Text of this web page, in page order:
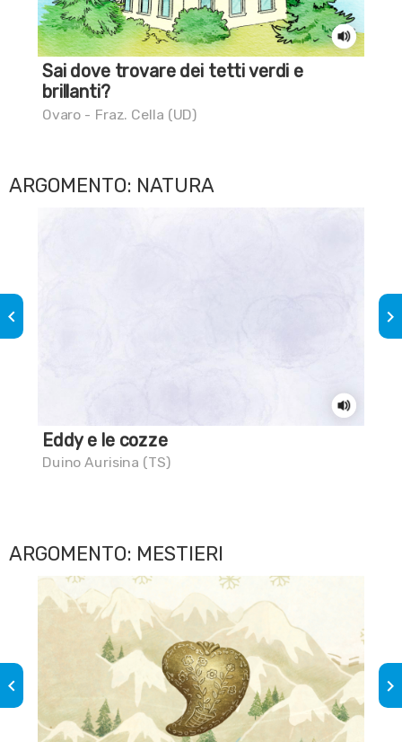
Sai dove trovare dei tetti verdi e
brillanti?
Ovaro - Fraz. Cella (UD)
ARGOMENTO: NATURA
Eddy e le cozze
Duino Aurisina (TS)
keyboard_arrow_left keyboard_arrow_right
ARGOMENTO: MESTIERI
keyboard_arrow_left keyboard_arrow_right